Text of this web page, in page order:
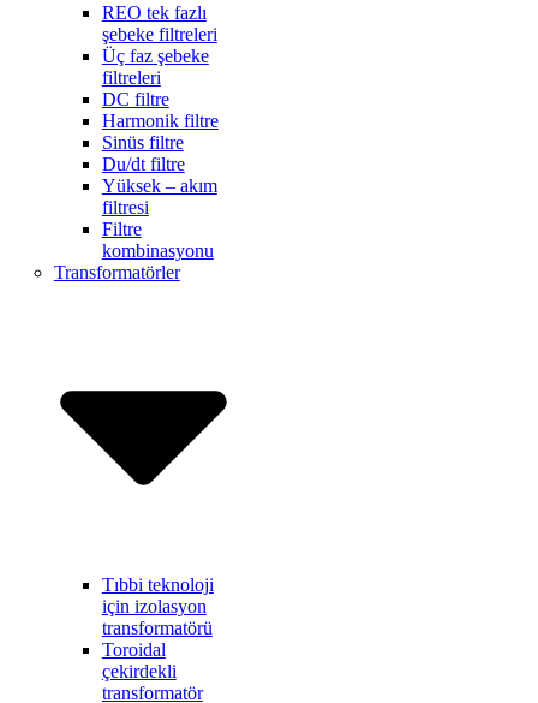
REO tek fazlı
şebeke filtreleri
Üç faz şebeke
filtreleri
DC filtre
Harmonik filtre
Sinüs filtre
Du/dt filtre
Yüksek – akım
filtresi
Filtre
kombinasyonu
Transformatörler
Tıbbi teknoloji
için izolasyon
transformatörü
Toroidal
çekirdekli
transformatör